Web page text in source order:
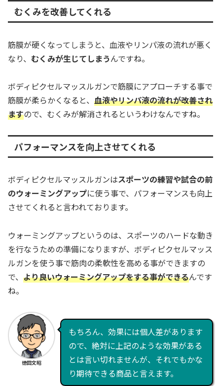
むくみを改善してくれる
筋膜が硬くなってしまうと、血液やリンパ液の流れが悪く
なり、 むくみが生じてしまうんですね。
ボディピクセルマッスルガンで筋膜にアプローチする事で
筋膜が柔らかくなると、 血液やリンパ液の流れが改善され
ますので、むくみが解消されるというわけなんですね。
パフォーマンスを向上させてくれる
ボディピクセルマッスルガンはスポーツの練習や試合の前
のウォーミングアップに使う事で、パフォーマンスも向上
させてくれると言われております。
ウォーミングアップというのは、スポーツのハードな動き
を行なうための準備になりますが、ボディピクセルマッス
ルガンを使う事で筋肉の柔軟性を高める事ができますの
で、 より良いウォーミングアップをする事ができるんです
ね。
徳田文昭
もちろん、効果には個人差があります
ので、絶対に上記のような効果がある
とは言い切れませんが、それでもかな
り期待できる商品と言えます。